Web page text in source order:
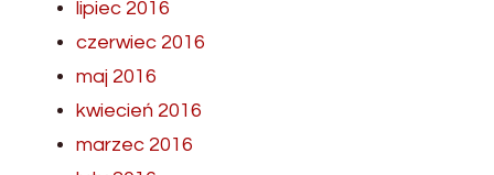
lipiec 2016
czerwiec 2016
maj 2016
kwiecień 2016
marzec 2016